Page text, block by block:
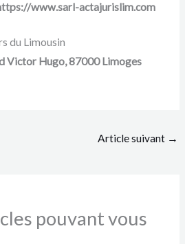
www.sarl-actajurislim.com
du Limousin
Victor Hugo, 87000 Limoges
Article suivant →
pouvant vous